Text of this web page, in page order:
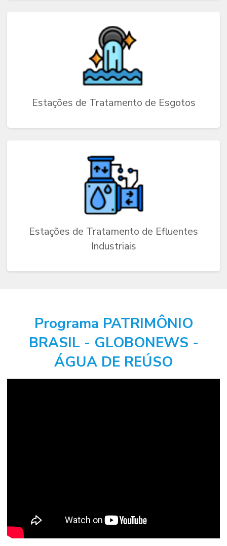
Estações de Tratamento de Esgotos
Estações de Tratamento de Efluentes
Industriais
Programa PATRIMÔNIO
BRASIL - GLOBONEWS -
ÁGUA DE REÚSO